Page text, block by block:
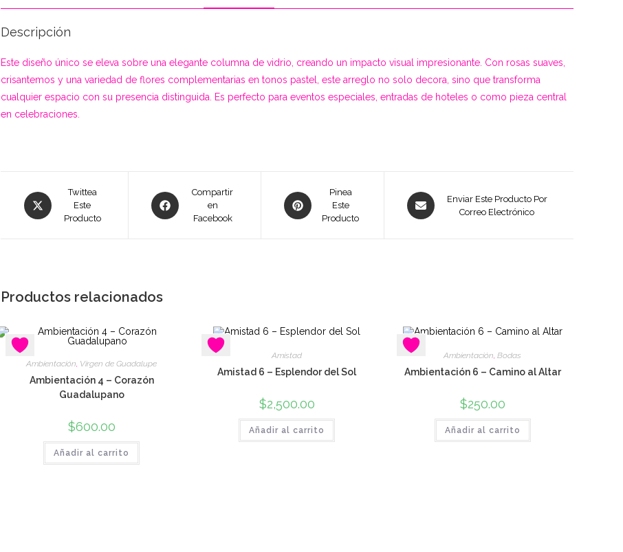
Descripción
Este diseño único se eleva sobre una elegante columna de vidrio, creando un impacto visual impresionante. Con rosas suaves,
crisantemos y una variedad de flores complementarias en tonos pastel, este arreglo no solo decora, sino que transforma
cualquier espacio con su presencia distinguida. Es perfecto para eventos especiales, entradas de hoteles o como pieza central
en celebraciones.
Se
abre
en
Twittea
Este
Producto
Se
abre
en
Compartir
en
Facebook
Se
abre
en
Pinea
Este
Producto
Se
abre
Enviar Este Producto Por
Correo Electrónico
Productos relacionados
Ambientación, Virgen de Guadalupe
Ambientación 4 – Corazón
Guadalupano
$600.00
Añadir al carrito
Amistad
Amistad 6 – Esplendor del Sol
$2,500.00
Añadir al carrito
Ambientación,Bodas
Ambientación 6 – Camino al Altar
$250.00
Añadir al carrito